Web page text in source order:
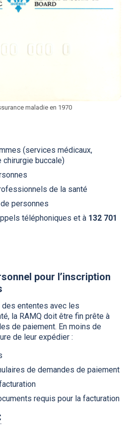
maladie en 1970
(services médicaux,
buccale)
de la santé
de personnes
téléphoniques et à 132 701
pour l’inscription
ententes avec les
la RAMQ doit être fin prête à
de paiement. En moins de
de leur expédier :
de demandes de paiement
requis pour la facturation